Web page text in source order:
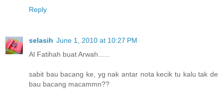
Reply
selasih June 1, 2010 at 10:27 PM
Al Fatihah buat Arwah......
sabit bau bacang ke, yg nak antar nota kecik tu kalu tak de
bau bacang macammn??